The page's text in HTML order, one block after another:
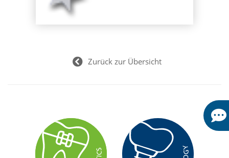
Zurück zur Übersicht